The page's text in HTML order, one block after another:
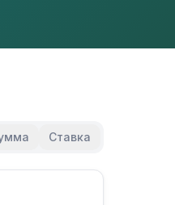
Ставка